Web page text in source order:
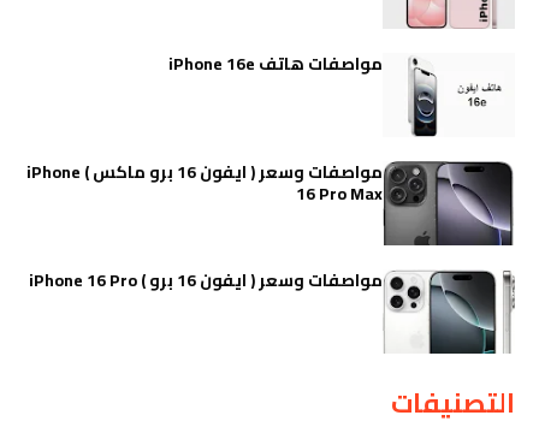
مواصفات هاتف iPhone 16e
مواصفات وسعر ( ايفون 16 برو ماكس ) iPhone
16 Pro Max
مواصفات وسعر ( ايفون 16 برو ) iPhone 16 Pro
التصنيفات